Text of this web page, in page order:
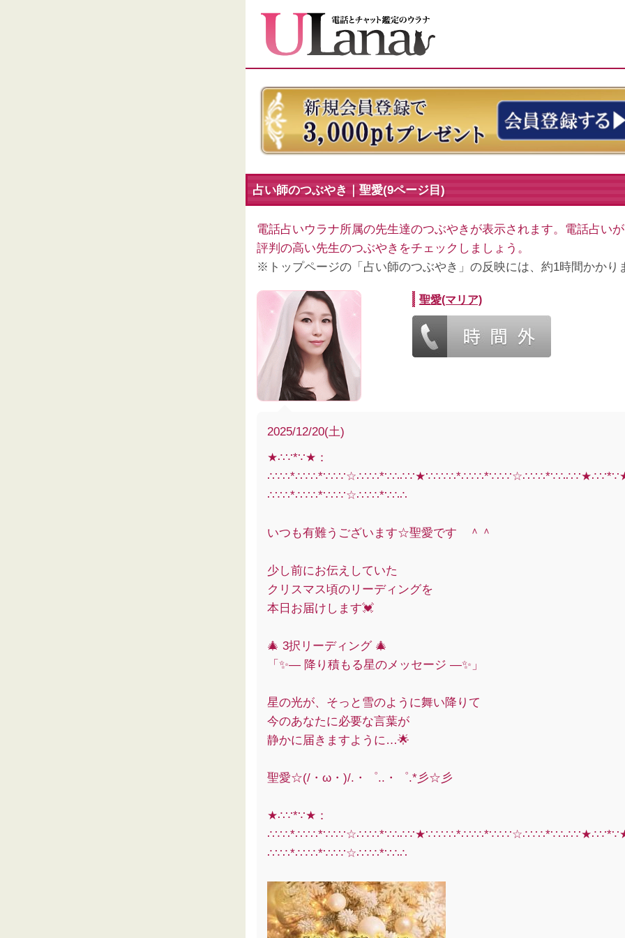
占い師のつぶやき｜聖愛(9ページ目)
電話占いウラナ所属の先生達のつぶやきが表示されます。電話占い
評判の高い先生のつぶやきをチェックしましょう。
※トップページの「占い師のつぶやき」の反映には、約1時間かかり
聖愛(マリア)
2025/12/20(土)
★∴∵*∵★：
∴∵∴*∴∵∴*∵∴∵☆∴∵∴*∵∴∴
いつも有難うございます☆聖愛です ＾＾
少し前にお伝えしていた
クリスマス頃のリーディングを
本日お届けします💓
🎄 3択リーディング 🎄
「✨― 降り積もる星のメッセージ ―✨」
星の光が、そっと雪のように舞い降りて
今のあなたに必要な言葉が
静かに届きますように…🌟
聖愛☆(/・ω・)/.・゜..・゜.*彡☆彡
★∴∵*∵★：
∴∵∴*∴∵∴*∵∴∵☆∴∵∴*∵∴∴